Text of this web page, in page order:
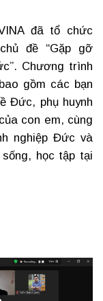
đã tổ chức
đề “Gặp gỡ
Chương trình
gồm các bạn
Đức, phụ huynh
con em, cùng
nghiệp Đức và
học tập tại